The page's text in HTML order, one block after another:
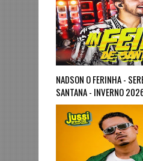
NADSON O FERINHA -
SANTANA - INVERNO
JUSSIGRAVACOES.com